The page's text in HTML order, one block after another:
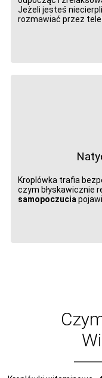
Jeżeli jesteś
rozmawiać przez
Kroplówka trafia
czym błyskawicznie
samopoczucia